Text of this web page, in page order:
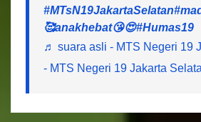
#MTsN19JakartaSelatan
🥰anakhebat😘😍#Humas19
♬ suara asli - MTS Negeri 19
- MTS Negeri 19 Jakarta